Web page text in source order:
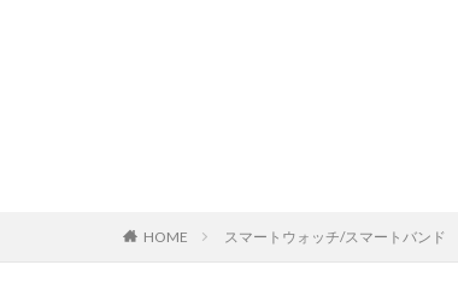
HOME スマートウォッチ/スマートバンド